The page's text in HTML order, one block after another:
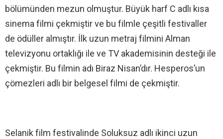
bölümünden mezun olmuştur. Büyük harf C adlı kısa
sinema filmi çekmiştir ve bu filmle çeşitli festivaller
de ödüller almıştır. İlk uzun metraj filmini Alman
televizyonu ortaklığı ile ve TV akademisinin desteği ile
çekmiştir. Bu filmin adı Biraz Nisan’dır. Hesperos’un
çömezleri adlı bir belgesel filmi de çekmiştir.
Selanik film festivalinde Soluksuz adlı ikinci uzun